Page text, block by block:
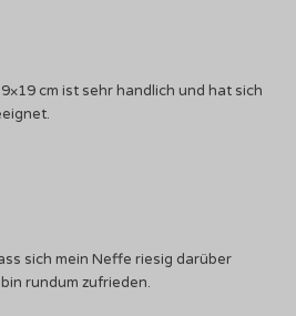
cm ist sehr handlich und hat sich
sich mein Neffe riesig darüber
rundum zufrieden.